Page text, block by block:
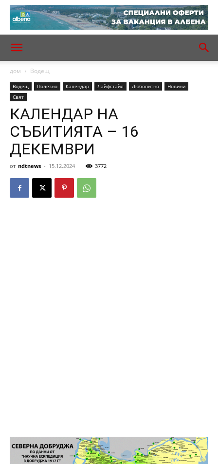
дом Водещ
Водещ Полезно Календар Лайфстайл Любопитно
Новини
Свят
КАЛЕНДАР НА
СЪБИТИЯТА – 16
ДЕКЕМВРИ
от ndtnews - 15.12.2024 3772